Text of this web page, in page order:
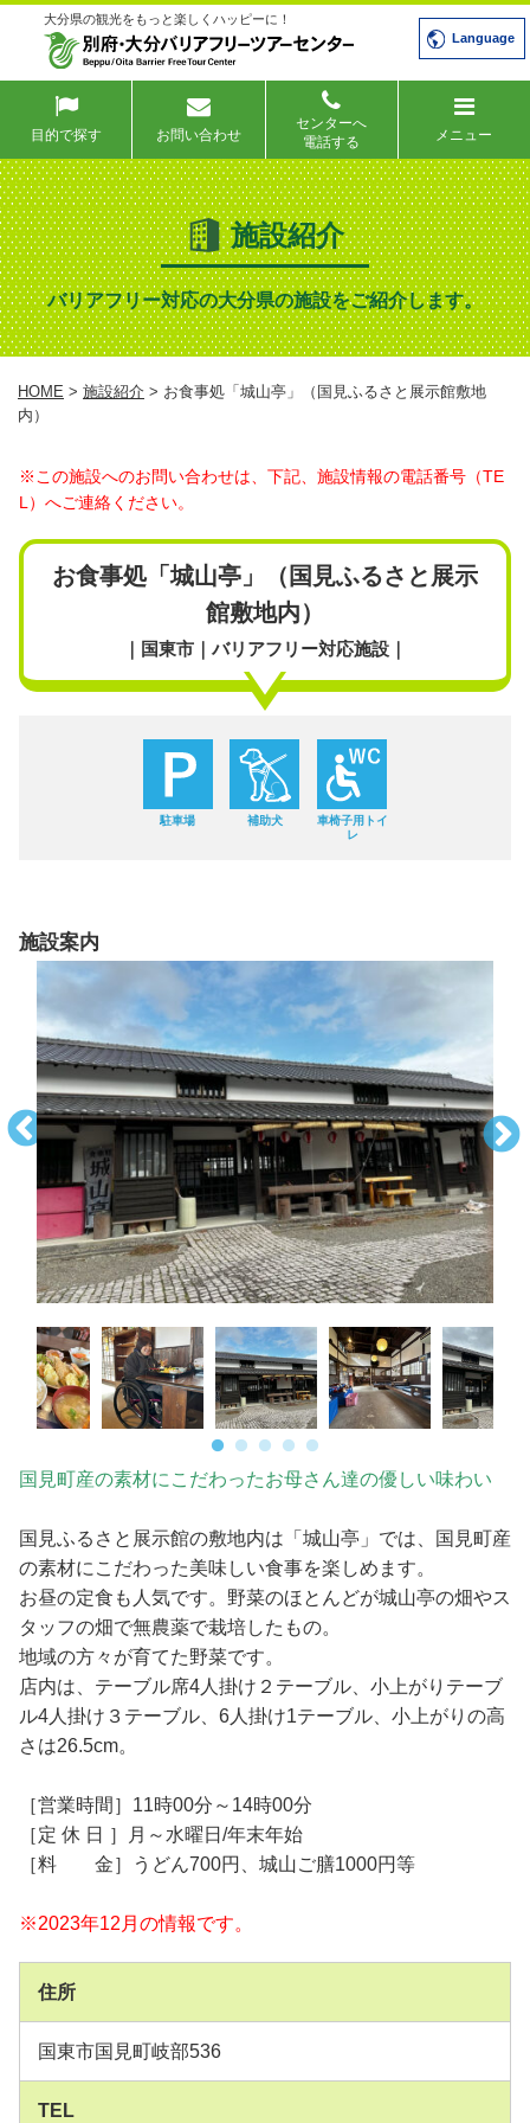
大分県の観光をもっと楽しくハッピーに！
Language
目的で探す お問い合わせ
センターへ
電話する
メニュー
施設紹介
バリアフリー対応の大分県の施設をご紹介します。
HOME > 施設紹介 > お食事処「城山亭」（国見ふるさと展示館敷地
内）
※この施設へのお問い合わせは、下記、施設情報の電話番号（TE
L）へご連絡ください。
お食事処「城山亭」（国見ふるさと展示
館敷地内）
｜国東市｜バリアフリー対応施設｜
駐車場 補助犬
車椅子用トイ
レ
施設案内
国見町産の素材にこだわったお母さん達の優しい味わい
国見ふるさと展示館の敷地内は「城山亭」では、国見町産
の素材にこだわった美味しい食事を楽しめます。
お昼の定食も人気です。野菜のほとんどが城山亭の畑やス
タッフの畑で無農薬で栽培したもの。
地域の方々が育てた野菜です。
店内は、テーブル席4人掛け２テーブル、小上がりテーブ
ル4人掛け３テーブル、6人掛け1テーブル、小上がりの高
さは26.5cm。
［営業時間］11時00分～14時00分
［定 休 日 ］月～水曜日/年末年始
［料 金］うどん700円、城山ご膳1000円等
※2023年12月の情報です。
住所
国東市国見町岐部536
TEL